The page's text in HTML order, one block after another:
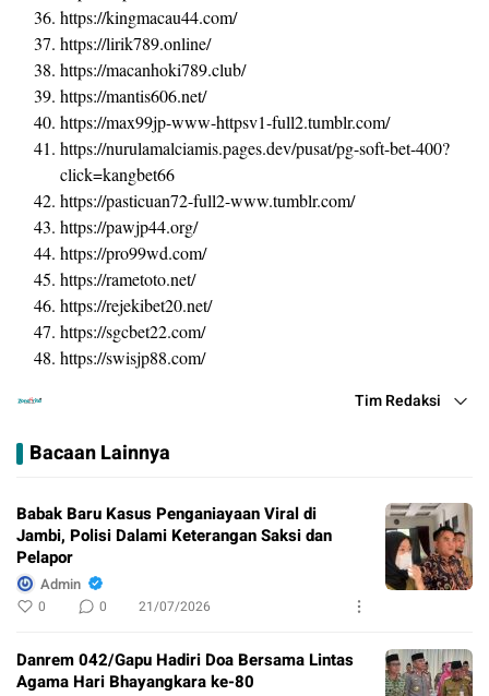
https://kingmacau44.com/
https://lirik789.online/
https://macanhoki789.club/
https://mantis606.net/
https://max99jp-www-httpsv1-full2.tumblr.com/
https://nurulamalciamis.pages.dev/pusat/pg-soft-bet-400?
click=kangbet66
https://pasticuan72-full2-www.tumblr.com/
https://pawjp44.org/
https://pro99wd.com/
https://rametoto.net/
https://rejekibet20.net/
https://sgcbet22.com/
https://swisjp88.com/
Tim Redaksi
Bacaan Lainnya
Babak Baru Kasus Penganiayaan Viral di
Jambi, Polisi Dalami Keterangan Saksi dan
Pelapor
Admin
0 0 21/07/2026
Danrem 042/Gapu Hadiri Doa Bersama Lintas
Agama Hari Bhayangkara ke-80